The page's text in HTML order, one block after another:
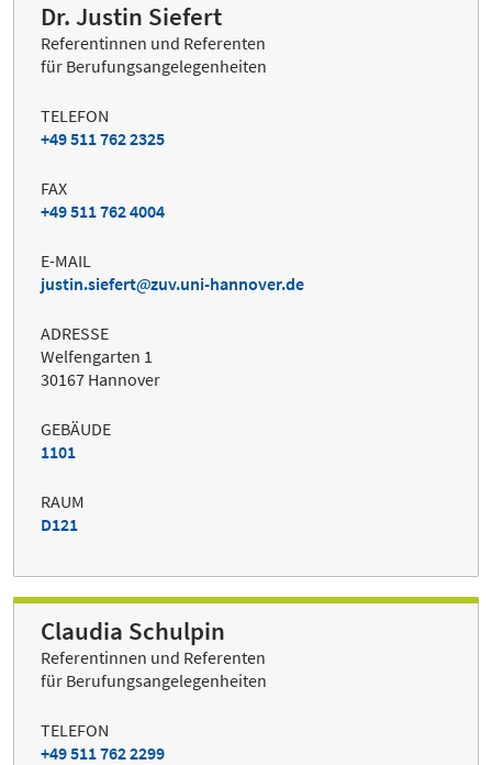
Dr. Justin Siefert
Referentinnen und Referenten
für Berufungsangelegenheiten
TELEFON
+49 511 762 2325
FAX
+49 511 762 4004
E-MAIL
justin.siefert
zuv.uni-hannover.de
ADRESSE
Welfengarten 1
30167 Hannover
GEBÄUDE
1101
RAUM
D121
Claudia Schulpin
Referentinnen und Referenten
für Berufungsangelegenheiten
TELEFON
+49 511 762 2299